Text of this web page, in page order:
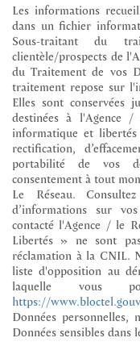
Les informations
dans un fichier
Sous-traitant du
clientèle/prospects de
du Traitement de vos
traitement repose sur
Elles sont conservées
destinées à l'Agence
informatique et libertés
rectification,
portabilité de vos
consentement à tout
Le Réseau.
d’informations sur
contacté l'Agence / le
Libertés » ne sont
réclamation à la CNIL.
liste d'opposition au
laquelle vous
https://
Données
Données sensibles dans